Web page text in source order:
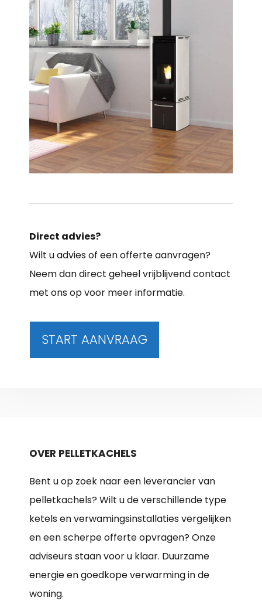
Direct advies?
Wilt u advies of een offerte aanvragen?
Neem dan direct geheel vrijblijvend contact
met ons op voor meer informatie.
START AANVRAAG
OVER PELLETKACHELS
Bent u op zoek naar een leverancier van
pelletkachels? Wilt u de verschillende type
ketels en verwamingsinstallaties vergelijken
en een scherpe offerte opvragen? Onze
adviseurs staan voor u klaar. Duurzame
energie en goedkope verwarming in de
woning.